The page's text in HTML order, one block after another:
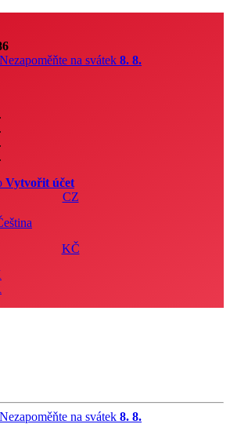
Nezapoměňte na svátek 8. 8.
Vytvořit účet
CZ
KČ
Nezapoměňte na svátek 8. 8.